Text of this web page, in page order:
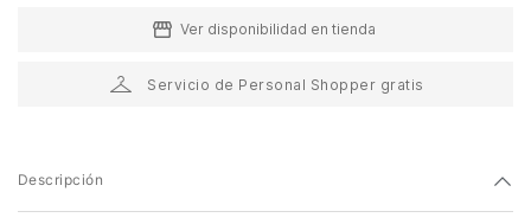
Ver disponibilidad en tienda
Servicio de Personal Shopper gratis
Descripción